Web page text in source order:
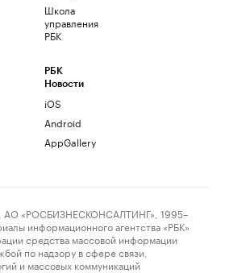
Школа
управления
РБК
РБК
Новости
iOS
Android
AppGallery
«РОСБИЗНЕСКОНСАЛТИНГ», 1995–
информационного агентства «РБК»
средства массовой информации
по надзору в сфере связи,
и массовых коммуникаций